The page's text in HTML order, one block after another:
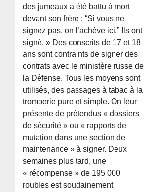
des jumeaux a été battu à mort
devant son frère : “Si vous ne
signez pas, on l’achève ici.” Ils ont
signé. » Des conscrits de 17 et 18
ans sont contraints de signer des
contrats avec le ministère russe de
la Défense. Tous les moyens sont
utilisés, des passages à tabac à la
tromperie pure et simple. On leur
présente de prétendus « dossiers
de sécurité » ou « rapports de
mutation dans une section de
maintenance » à signer. Deux
semaines plus tard, une
« récompense » de 195 000
roubles est soudainement